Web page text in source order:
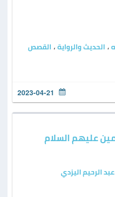
، الحديث والرواية ، القصص
2023-04-21
عليهم السلام
الرحيم اليزدي